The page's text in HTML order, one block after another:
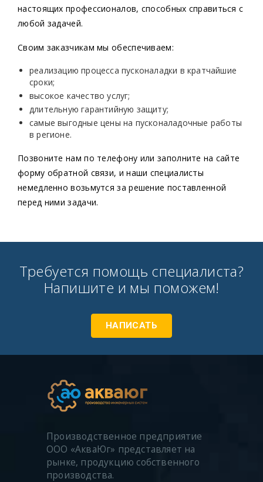
настоящих профессионалов, способных справиться с
любой задачей.
Своим заказчикам мы обеспечиваем:
реализацию процесса пусконаладки в кратчайшие
сроки;
высокое качество услуг;
длительную гарантийную защиту;
самые выгодные цены на пусконаладочные работы
в регионе.
Позвоните нам по телефону или заполните на сайте
форму обратной связи, и наши специалисты
немедленно возьмутся за решение поставленной
перед ними задачи.
Требуется помощь специалиста?
Напишите и мы поможем!
НАПИСАТЬ
Производственное предприятие
ООО «АкваЮг» представляет на
рынке, продукцию собственного
производства.